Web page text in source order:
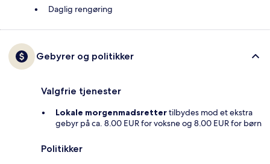
Daglig rengøring
Gebyrer og politikker
Valgfrie tjenester
Lokale morgenmadsrettertilbydes mod et ekstra
gebyr på ca. 8.00 EUR for voksne og 8.00 EUR for børn
Politikker